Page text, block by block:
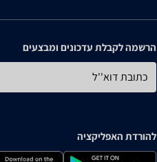
הרשמה לקבלת עדכונים ומבצעים
כתובת דוא''ל
להורדת האפליקציה